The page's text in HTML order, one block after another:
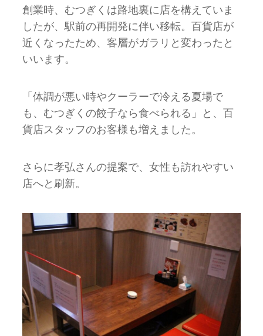
創業時、むつぎくは路地裏に店を構えていま
したが、駅前の再開発に伴い移転。百貨店が
近くなったため、客層がガラリと変わったと
いいます。
「体調が悪い時やクーラーで冷える夏場で
も、むつぎくの餃子なら食べられる」と、百
貨店スタッフのお客様も増えました。
さらに孝弘さんの提案で、女性も訪れやすい
店へと刷新。